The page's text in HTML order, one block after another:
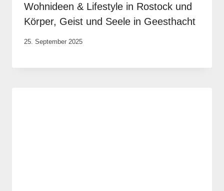
Wohnideen & Lifestyle in Rostock und
Körper, Geist und Seele in Geesthacht
Von
Tengler
25. September 2025